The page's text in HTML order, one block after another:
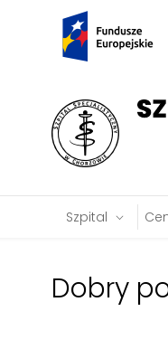
Szpital
Dobry